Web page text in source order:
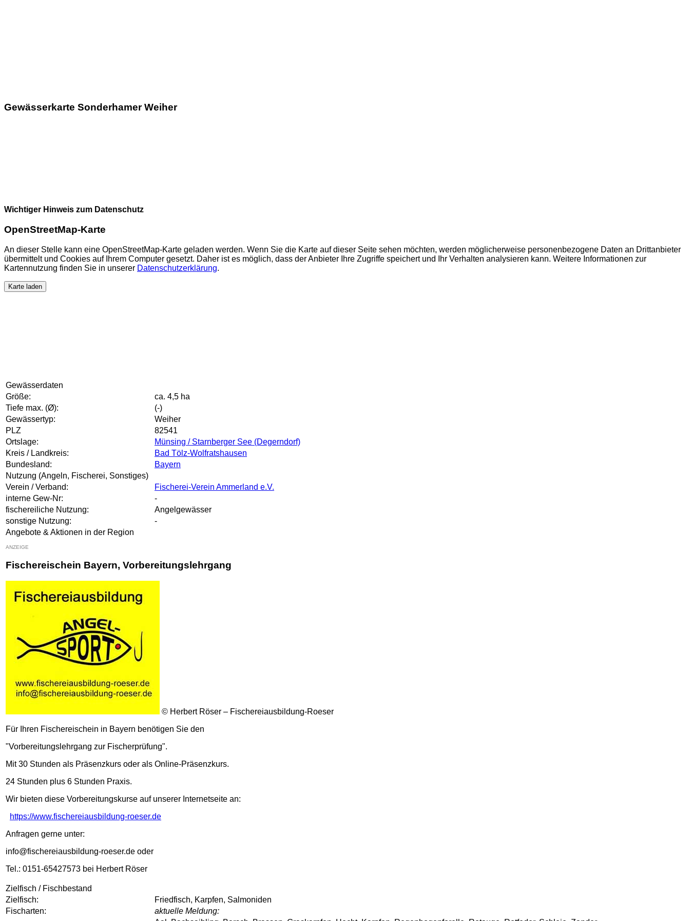
Gewässerkarte Sonderhamer Weiher
Wichtiger Hinweis zum Datenschutz
OpenStreetMap-Karte
An dieser Stelle kann eine OpenStreetMap-Karte geladen werden. Wenn Sie die Karte auf dieser Seite sehen möchten, werden möglicherweise personenbezogene Daten an Drittanbieter
übermittelt und Cookies auf Ihrem Computer gesetzt. Daher ist es möglich, dass der Anbieter Ihre Zugriffe speichert und Ihr Verhalten analysieren kann. Weitere Informationen zur
Kartennutzung finden Sie in unserer Datenschutzerklärung.
Karte laden
Gewässerdaten
Größe:
ca. 4,5 ha
Tiefe max. (Ø):
(-)
Gewässertyp:
Weiher
PLZ
82541
Ortslage:
Münsing / Starnberger See (Degerndorf)
Kreis / Landkreis:
Bad Tölz-Wolfratshausen
Bundesland:
Bayern
Nutzung (Angeln, Fischerei, Sonstiges)
Verein / Verband:
Fischerei-Verein Ammerland e.V.
interne Gew-Nr:
-
fischereiliche Nutzung:
Angelgewässer
sonstige Nutzung:
-
Angebote & Aktionen in der Region
ANZEIGE
Fischereischein Bayern, Vorbereitungslehrgang
© Herbert Röser – Fischereiausbildung-Roeser
Für Ihren Fischereischein in Bayern benötigen Sie den
"Vorbereitungslehrgang zur Fischerprüfung".
Mit 30 Stunden als Präsenzkurs oder als Online-Präsenzkurs.
24 Stunden plus 6 Stunden Praxis.
Wir bieten diese Vorbereitungskurse auf unserer Internetseite an:
https://www.fischereiausbildung-roeser.de
Anfragen gerne unter:
info@fischereiausbildung-roeser.de oder
Tel.: 0151-65427573 bei Herbert Röser
Zielfisch / Fischbestand
Zielfisch:
Friedfisch, Karpfen, Salmoniden
Fischarten:
aktuelle Meldung: